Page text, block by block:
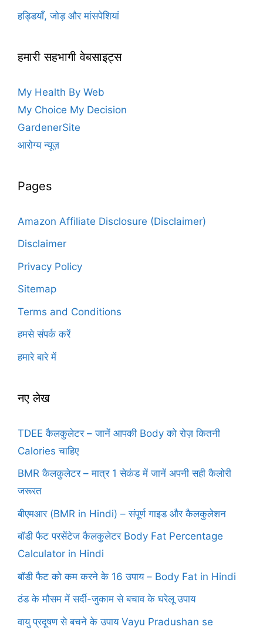
हड्डियाँ, जोड़ और मांसपेशियां
हमारी सहभागी वेबसाइट्स
My Health By Web
My Choice My Decision
GardenerSite
आरोग्य न्यूज़
Pages
Amazon Affiliate Disclosure (Disclaimer)
Disclaimer
Privacy Policy
Sitemap
Terms and Conditions
हमसे संपर्क करें
हमारे बारे में
नए लेख
TDEE कैलकुलेटर – जानें आपकी Body को रोज़ कितनी
Calories चाहिए
BMR कैलकुलेटर – मात्र 1 सेकंड में जानें अपनी सही कैलोरी
जरूरत
बीएमआर (BMR in Hindi) – संपूर्ण गाइड और कैलकुलेशन
बॉडी फैट परसेंटेज कैलकुलेटर Body Fat Percentage
Calculator in Hindi
बॉडी फैट को कम करने के 16 उपाय – Body Fat in Hindi
ठंड के मौसम में सर्दी-जुकाम से बचाव के घरेलू उपाय
वायु प्रदूषण से बचने के उपाय Vayu Pradushan se